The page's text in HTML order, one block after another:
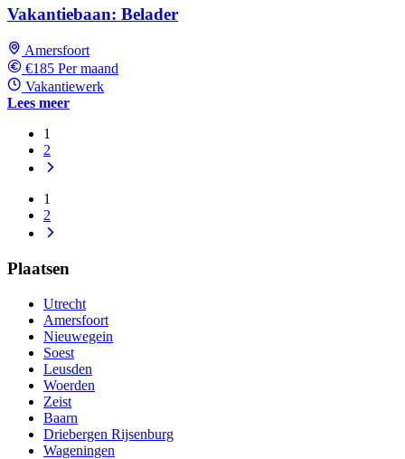
Vakantiebaan: Belader
Amersfoort
€185 Per maand
Vakantiewerk
Lees meer
1
2
1
2
Plaatsen
Utrecht
Amersfoort
Nieuwegein
Soest
Leusden
Woerden
Zeist
Baarn
Driebergen Rijsenburg
Wageningen